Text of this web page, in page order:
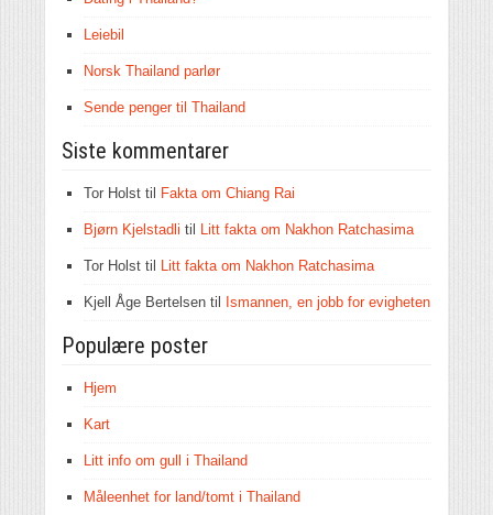
Leiebil
Norsk Thailand parlør
Sende penger til Thailand
Siste kommentarer
Tor Holst til Fakta om Chiang Rai
Bjørn Kjelstadli til Litt fakta om Nakhon Ratchasima
Tor Holst til Litt fakta om Nakhon Ratchasima
Kjell Åge Bertelsen til Ismannen, en jobb for evigheten
Populære poster
Hjem
Kart
Litt info om gull i Thailand
Måleenhet for land/tomt i Thailand